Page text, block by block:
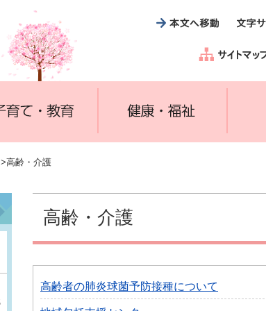
>高齢・介護
高齢・介護
高齢者の肺炎球菌予防接種について